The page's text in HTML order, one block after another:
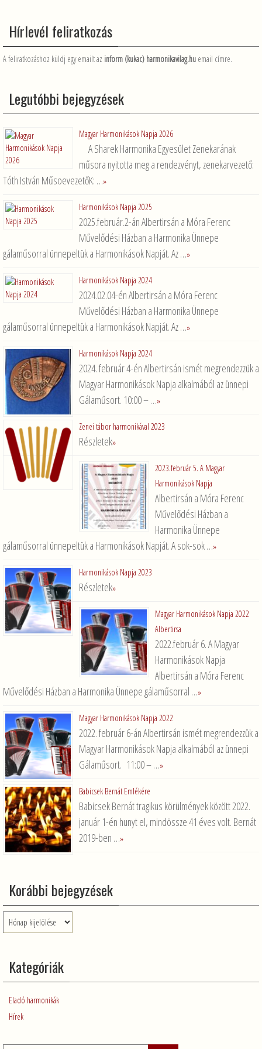
Hírlevél feliratkozás
A feliratkozáshoz küldj egy emailt az inform (kukac) harmonikavilag.hu email címre.
Legutóbbi bejegyzések
Magyar Harmonikások Napja 2026
A Sharek Harmonika Egyesület Zenekarának
műsora nyitotta meg a rendezvényt, zenekarvezető:
Tóth István MűsoevezetőK: …»
Harmonikások Napja 2025
2025.február.2-án Albertirsán a Móra Ferenc
Művelődési Házban a Harmonika Ünnepe
gálaműsorral ünnepeltük a Harmonikások Napját. Az …»
Harmonikások Napja 2024
2024.02.04-én Albertirsán a Móra Ferenc
Művelődési Házban a Harmonika Ünnepe
gálaműsorral ünnepeltük a Harmonikások Napját. Az …»
Harmonikások Napja 2024
2024. február 4-én Albertirsán ismét megrendezzük a
Magyar Harmonikások Napja alkalmából az ünnepi
Gálaműsort. 10:00 – …»
Zenei tábor harmonikával 2023
Részletek»
2023.február 5. A Magyar
Harmonikások Napja
Albertirsán a Móra Ferenc
Művelődési Házban a
Harmonika Ünnepe
gálaműsorral ünnepeltük a Harmonikások Napját. A sok-sok …»
Harmonikások Napja 2023
Részletek»
Magyar Harmonikások Napja 2022
Albertirsa
2022.február 6. A Magyar
Harmonikások Napja
Albertirsán a Móra Ferenc
Művelődési Házban a Harmonika Ünnepe gálaműsorral …»
Magyar Harmonikások Napja 2022
2022. február 6-án Albertirsán ismét megrendezzük a
Magyar Harmonikások Napja alkalmából az ünnepi
Gálaműsort. 11:00 – …»
Babicsek Bernát Emlékére
Babicsek Bernát tragikus körülmények között 2022.
január 1-én hunyt el, mindössze 41 éves volt. Bernát
2019-ben …»
Korábbi bejegyzések
Korábbi
bejegyzések
Kategóriák
Eladó harmonikák
Hírek